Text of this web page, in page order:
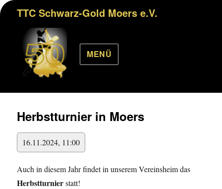
TTC Schwarz-Gold Moers e.V.
MENÜ
Herbstturnier in Moers
16.11.2024, 11:00
Auch in diesem Jahr findet in unserem Vereinsheim das
Herbstturnierstatt!